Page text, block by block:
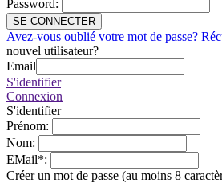
Password:
SE CONNECTER
Avez-vous oublié votre mot de passe?
nouvel utilisateur?
Email
S'identifier
Connexion
S'identifier
Prénom:
Nom:
EMail*:
Créer un mot de passe (au moins 8